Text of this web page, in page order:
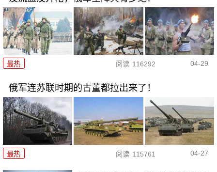
最热 阅读 116292 04-29
俄军连苏联时期的古董都拉出来了！
最热 阅读 115761 04-27